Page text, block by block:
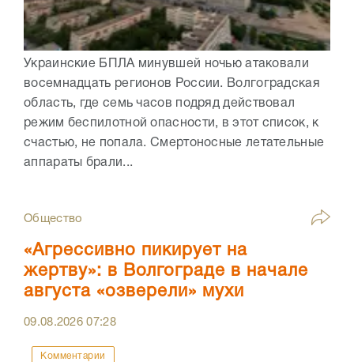
Украинские БПЛА минувшей ночью атаковали
восемнадцать регионов России. Волгоградская
область, где семь часов подряд действовал
режим беспилотной опасности, в этот список, к
счастью, не попала. Смертоносные летательные
аппараты брали...
Общество
«Агрессивно пикирует на
жертву»: в Волгограде в начале
августа «озверели» мухи
09.08.202607:28
Комментарии